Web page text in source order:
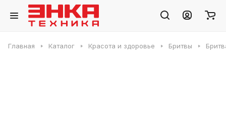
Главная Каталог Красота и здоровье Бритвы